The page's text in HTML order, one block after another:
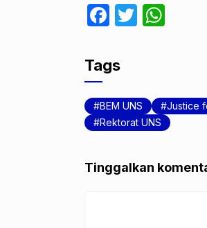
F
c
e
b
o
k
T
A
p
Tags
BEM UNS Justice
Rektorat UNS
Tinggalkan